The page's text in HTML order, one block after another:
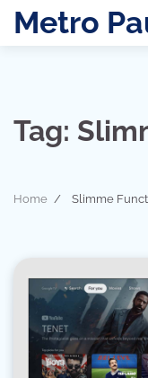
SkipMetro
Tag:
Home Slimme